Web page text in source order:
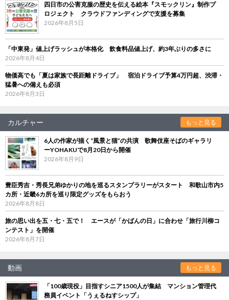
四日市の公害克服の歴史を伝える絵本『スモックリン』制作プ
ロジェクト クラウドファンディングで支援を募集
2026年8月5日
「中東発」値上げラッシュが本格化 飲食料品値上げ、約3年ぶりの多さに
2026年8月4日
物価高でも「夏は家族で長距離ドライブ」 宿泊ドライブ予算4万円超、渋滞・
猛暑への備えも必須
2026年8月3日
カルチャー もっと見る
6人の作家が描く“風景と猫”の共演 歌舞伎座そばのギャラリ
ーYOHAKUで8月20日から開催
2026年8月9日
豊臣秀吉・秀長兄弟ゆかりの地を巡るスタンプラリーがスタート 和歌山市内5
カ所・近畿6カ所を巡り限定グッズをもらおう
2026年8月8日
旅の思い出を五・七・五で！ エースが「かばんの日」に合わせ「旅行川柳コ
ンテスト」を開催
2026年8月7日
動画 もっと見る
「100歳現役」目指すシニア1500人が集結 マンション管理代
務員イベント「うぇるねすシップ」